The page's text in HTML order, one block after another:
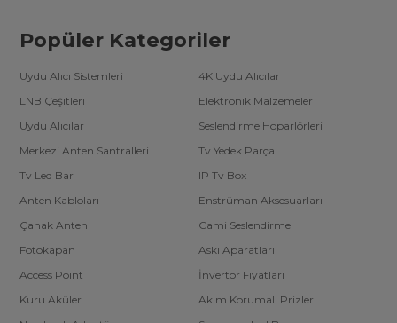
Popüler Kategoriler
Uydu Alıcı Sistemleri
4K Uydu Alıcılar
LNB Çeşitleri
Elektronik Malzemeler
Uydu Alıcılar
Seslendirme Hoparlörleri
Merkezi Anten Santralleri
Tv Yedek Parça
Tv Led Bar
IP Tv Box
Anten Kabloları
Enstrüman Aksesuarları
Çanak Anten
Cami Seslendirme
Fotokapan
Askı Aparatları
Access Point
İnvertör Fiyatları
Kuru Aküler
Akım Korumalı Prizler